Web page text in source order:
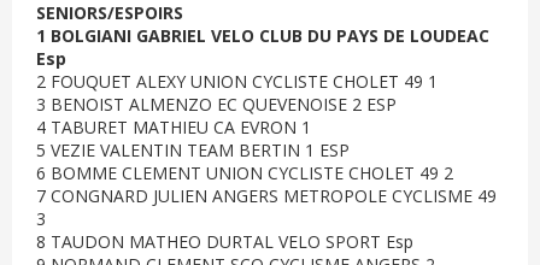
SENIORS/ESPOIRS
1 BOLGIANI GABRIEL VELO CLUB DU PAYS DE LOUDEAC
Esp
2 FOUQUET ALEXY UNION CYCLISTE CHOLET 49 1
3 BENOIST ALMENZO EC QUEVENOISE 2 ESP
4 TABURET MATHIEU CA EVRON 1
5 VEZIE VALENTIN TEAM BERTIN 1 ESP
6 BOMME CLEMENT UNION CYCLISTE CHOLET 49 2
7 CONGNARD JULIEN ANGERS METROPOLE CYCLISME 49
3
8 TAUDON MATHEO DURTAL VELO SPORT Esp